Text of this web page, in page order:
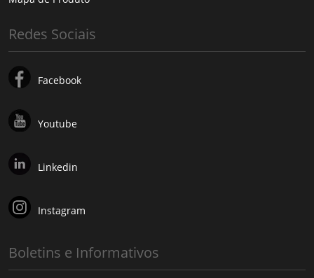
Redes Sociais
Facebook
Youtube
Linkedin
Instagram
Boletins e Informativos